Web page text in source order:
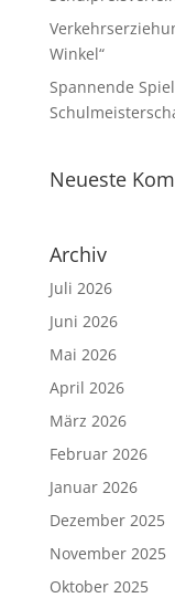
Winkel“
Spannende
Neueste
Archiv
Juli 2026
Juni 2026
Mai 2026
April 2026
März 2026
Februar 2026
Januar 2026
Dezember 2025
November 2025
Oktober 2025